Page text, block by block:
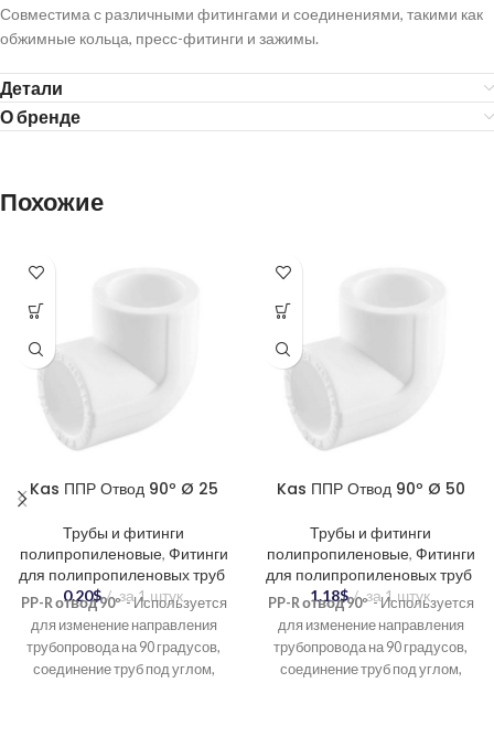
Совместима с различными фитингами и соединениями, такими как
обжимные кольца, пресс-фитинги и зажимы.
Детали
О бренде
Похожие
Kas ППР Отвод 90º Ø 25
Трубы и фитинги
полипропиленовые, Фитинги
для полипропиленовых труб
0.20$ за 1 штук
PP-R отвод 90º- Используется
для изменение направления
трубопровода на 90 градусов,
соединение труб под углом,
Kas ППР Отвод 90º Ø 50
Трубы и фитинги
полипропиленовые, Фитинги
для полипропиленовых труб
1.18$ за 1 штук
PP-R отвод 90º- Используется
для изменение направления
трубопровода на 90 градусов,
соединение труб под углом,